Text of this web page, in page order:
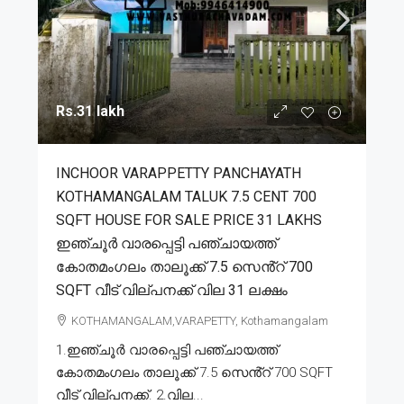
Rs.31 lakh
INCHOOR VARAPPETTY PANCHAYATH
KOTHAMANGALAM TALUK 7.5 CENT 700
SQFT HOUSE FOR SALE PRICE 31 LAKHS
ഇഞ്ചൂർ വാരപ്പെട്ടി പഞ്ചായത്ത്
കോതമംഗലം താലൂക്ക് 7.5 സെൻ്റ് 700
SQFT വീട് വില്പനക്ക് വില 31 ലക്ഷം
KOTHAMANGALAM,VARAPETTY, Kothamangalam
1.ഇഞ്ചൂർ വാരപ്പെട്ടി പഞ്ചായത്ത്
കോതമംഗലം താലൂക്ക് 7.5 സെൻ്റ് 700 SQFT
വീട് വില്പനക്ക്. 2.വില...